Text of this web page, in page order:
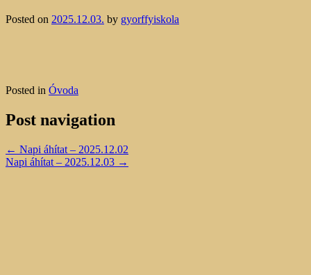
Posted on 2025.12.03. by gyorffyiskola
Posted in Óvoda
Post navigation
← Napi áhítat – 2025.12.02
Napi áhítat – 2025.12.03 →